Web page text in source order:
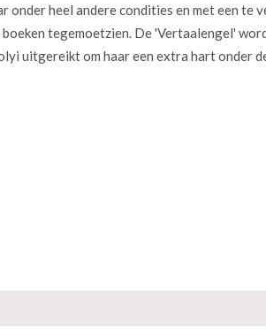
heel andere condities en met een te
tegemoetzien. De 'Vertaalengel'
uitgereikt om haar een extra hart onder